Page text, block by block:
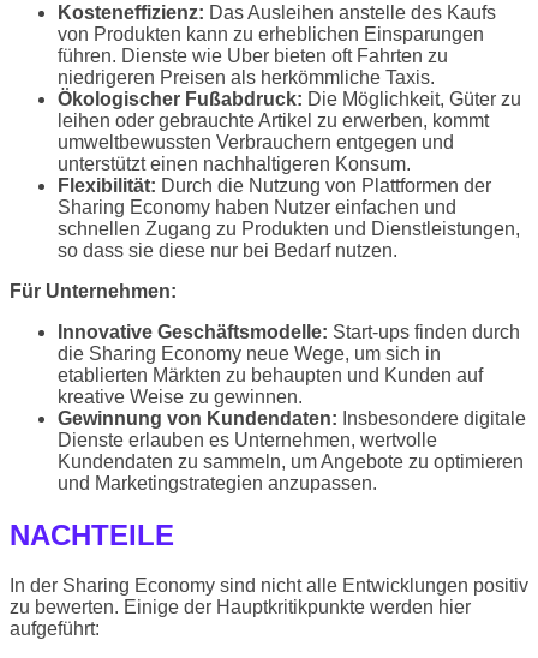
Kosteneffizienz: Das Ausleihen anstelle des Kaufs
von Produkten kann zu erheblichen Einsparungen
führen. Dienste wie Uber bieten oft Fahrten zu
niedrigeren Preisen als herkömmliche Taxis.
Ökologischer Fußabdruck: Die Möglichkeit, Güter zu
leihen oder gebrauchte Artikel zu erwerben, kommt
umweltbewussten Verbrauchern entgegen und
unterstützt einen nachhaltigeren Konsum.
Flexibilität: Durch die Nutzung von Plattformen der
Sharing Economy haben Nutzer einfachen und
schnellen Zugang zu Produkten und Dienstleistungen,
so dass sie diese nur bei Bedarf nutzen.
Für Unternehmen:
Innovative Geschäftsmodelle: Start-ups finden durch
die Sharing Economy neue Wege, um sich in
etablierten Märkten zu behaupten und Kunden auf
kreative Weise zu gewinnen.
Gewinnung von Kundendaten: Insbesondere digitale
Dienste erlauben es Unternehmen, wertvolle
Kundendaten zu sammeln, um Angebote zu optimieren
und Marketingstrategien anzupassen.
NACHTEILE
In der Sharing Economy sind nicht alle Entwicklungen positiv
zu bewerten. Einige der Hauptkritikpunkte werden hier
aufgeführt: